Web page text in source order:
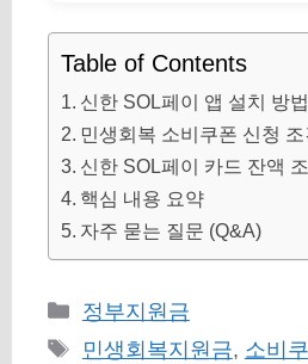
Table of Contents
신한 SOL페이 앱 설치 방법
민생회복 소비쿠폰 신청
신한 SOL페이 카드 잔액
핵심 내용 요약
자주 묻는 질문 (Q&A)
카
테
정부지원금
태
민생회복지원금, 소비